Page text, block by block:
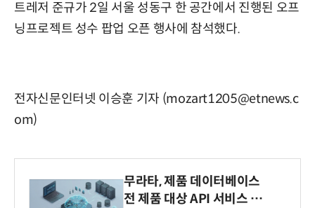
트레저 준규가 2일 서울 성동구 한 공간에서 진행된 오프
닝프로젝트 성수 팝업 오픈 행사에 참석했다.
전자신문인터넷 이승훈 기자 (mozart1205@etnews.c
om)
무라타, 제품 데이터베이스
전 제품 대상 API 서비스 제